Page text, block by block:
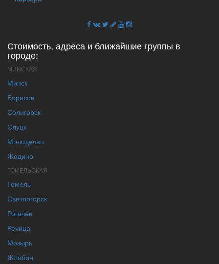
Стоимость, адреса и ближайшие группы в
городе:
МИНСКАЯ
Минск
Борисов
Солигорск
Слуцк
Молодечно
Жодино
ГОМЕЛЬСКАЯ
Гомель
Светлогорск
Рогачев
Речица
Мозырь
Жлобин